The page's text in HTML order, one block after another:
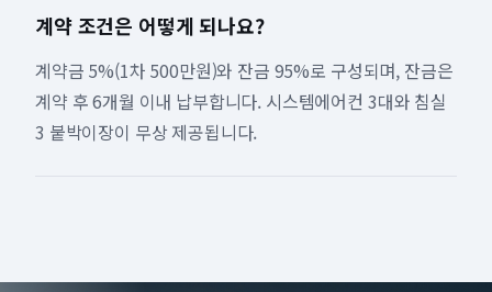
계약 조건은 어떻게 되나요?
계약금 5%(1차 500만원)와 잔금 95%로 구성되며, 잔금은
계약 후 6개월 이내 납부합니다. 시스템에어컨 3대와 침실
3 붙박이장이 무상 제공됩니다.